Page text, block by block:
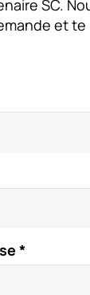
SC.
et te
*